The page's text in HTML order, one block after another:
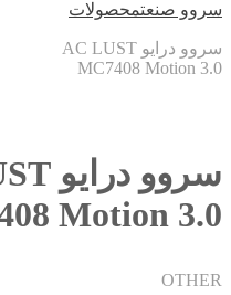
سروو صنعتمحصولات
سروو درایو AC LUST
MC7408 Motion 3.0
سروو درایو AC LUST
Motion 3.0
OTHER